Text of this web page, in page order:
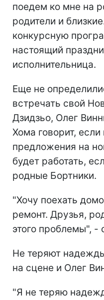
поедем ко мне на
родители и
конкурсную
настоящий
исполнительница.
Еще не
встречать свой
Дзидзьо, Олег
Хома говорит, если
предложения на
будет работать,
родные Бортники.
"Хочу поехать
ремонт. Друзья,
этого проблемы",
Не теряют
на сцене и Олег
"Я не теряю